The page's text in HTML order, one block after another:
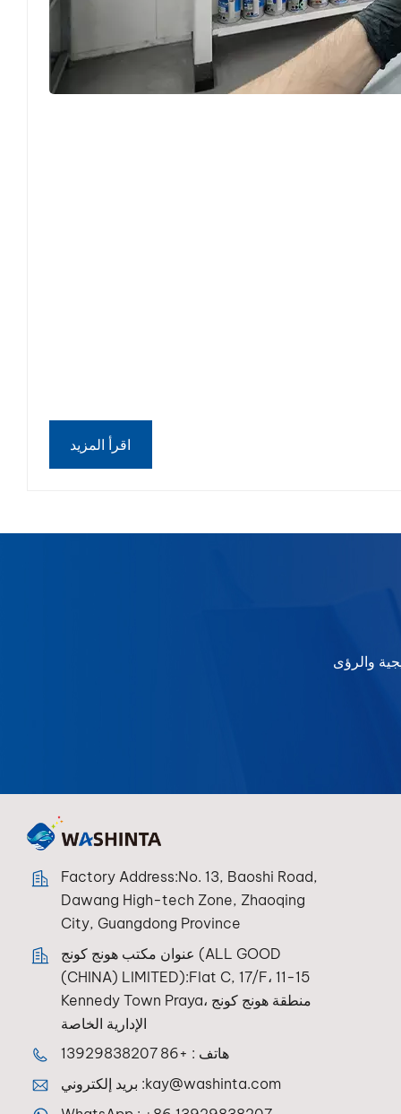
اقرأ المزيد
Factory Address:No. 13, Baoshi Road,
Dawang High-tech Zone, Zhaoqing
City, Guangdong Province
عنوان مكتب هونج كونج (ALL GOOD
(CHINA) LIMITED):Flat C, 17/F، 11-15
Kennedy Town Praya، منطقة هونج كونج
الإدارية الخاصة
هاتف : +86 13929838207
بريد إلكتروني :kay@washinta.com